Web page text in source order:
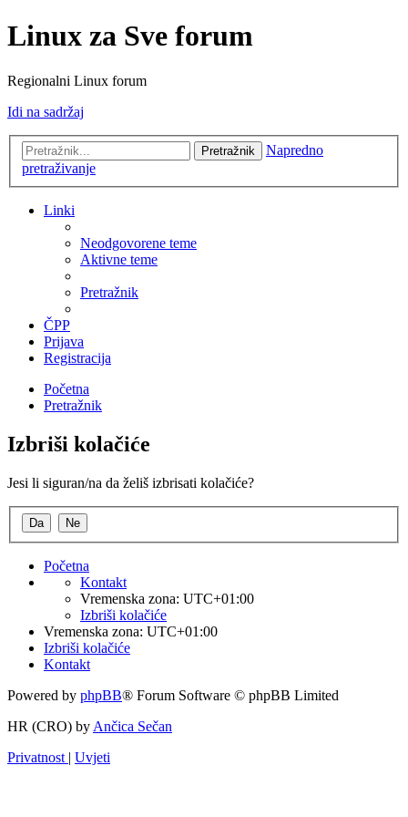
Linux za Sve forum
Regionalni Linux forum
Idi na sadržaj
Pretražnik
Napredno
pretraživanje
Linki
Neodgovorene teme
Aktivne teme
Pretražnik
ČPP
Prijava
Registracija
Početna
Pretražnik
Izbriši kolačiće
Jesi li siguran/na da želiš izbrisati kolačiće?
Početna
Kontakt
Vremenska zona: UTC+01:00
Izbriši kolačiće
Vremenska zona: UTC+01:00
Izbriši kolačiće
Kontakt
Powered by phpBB® Forum Software © phpBB Limited
HR (CRO) by Ančica Sečan
Privatnost | Uvjeti